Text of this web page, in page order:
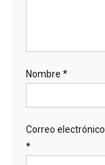
Nombre *
Correo electrónico
*